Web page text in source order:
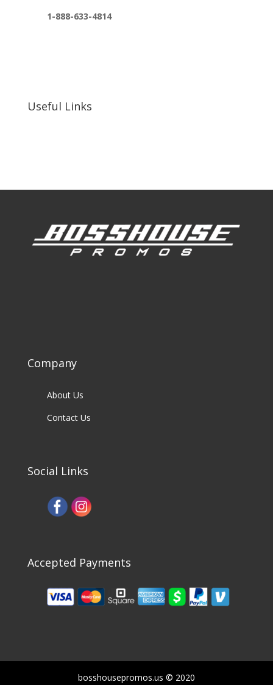
1-888-633-4814
Useful Links
Company
About Us
Contact Us
Social Links
Accepted Payments
bosshousepromos.us © 2020